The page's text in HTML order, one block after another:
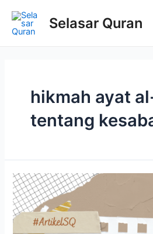
Selasar Quran
hikmah ayat
tentang